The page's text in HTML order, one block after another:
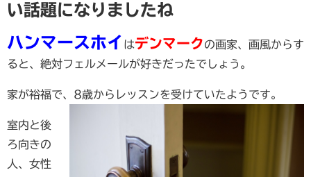
い話題になりましたね
ハンマースホイ はデンマークの画家、画風からす
ると、絶対フェルメールが好きだったでしょう。
家が裕福で、8歳からレッスンを受けていたようです。
室内と後
ろ向きの
人、女性